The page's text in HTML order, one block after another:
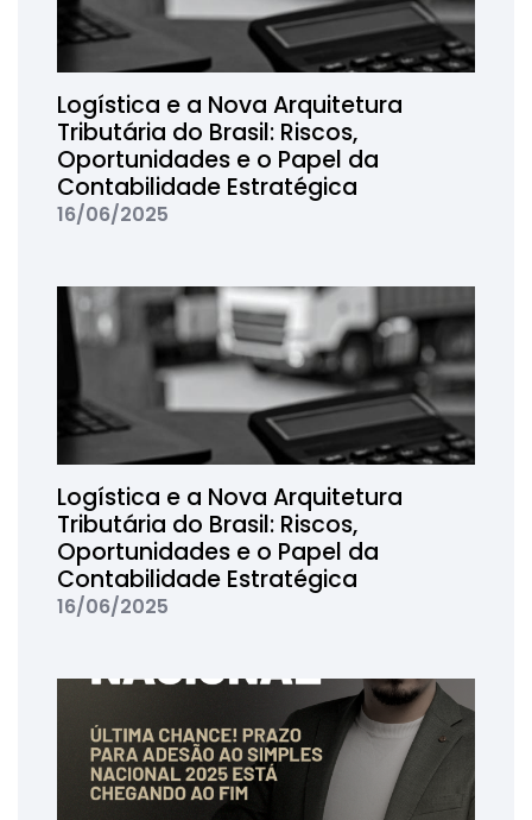
Logística e a Nova Arquitetura
Tributária do Brasil: Riscos,
Oportunidades e o Papel da
Contabilidade Estratégica
16/06/2025
Logística e a Nova Arquitetura
Tributária do Brasil: Riscos,
Oportunidades e o Papel da
Contabilidade Estratégica
16/06/2025